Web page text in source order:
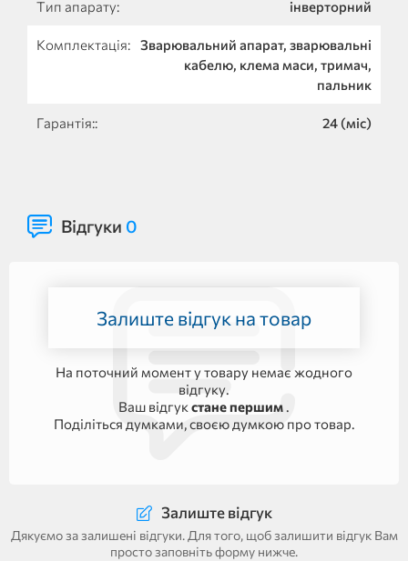
Тип апарату: інверторний
Комплектація:
Зварювальний апарат, зварювальні
кабелю, клема маси, тримач,
пальник
Гарантія:: 24 (міс)
Відгуки 0
Залиште відгук на товар
На поточний момент у товару немає жодного
відгуку.
Ваш відгук стане першим .
Поділіться думками, своєю думкою про товар.
Залиште відгук
Дякуємо за залишені відгуки. Для того, щоб залишити відгук Вам
просто заповніть форму нижче.